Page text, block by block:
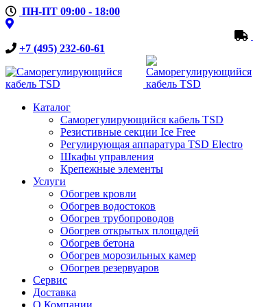
ПН-ПТ 09:00 - 18:00
+7 (495) 232-60-61
Каталог
Саморегулирующийся кабель TSD
Резистивные секции Ice Free
Регулирующая аппаратура TSD Electro
Шкафы управления
Крепежные элементы
Услуги
Обогрев кровли
Обогрев водостоков
Обогрев трубопроводов
Обогрев открытых площадей
Обогрев бетона
Обогрев морозильных камер
Обогрев резервуаров
Сервис
Доставка
О Компании